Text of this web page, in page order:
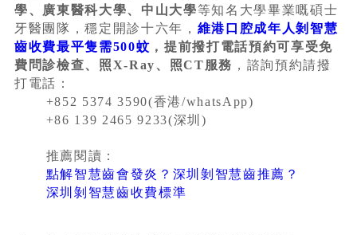
學、廣東醫科大學、中山大學等知名大學畢業嘅碩士
牙醫團隊，穩定開診十六年， 維港口腔成年人剝智慧
齒收費最平隻需500蚊 ，提前撥打電話預約可享受免
費問診檢查、照X-Ray、照CT服務 ，諮詢預約請撥
打電話：
+852 5374 3590(香港/whatsApp)
+86 139 2465 9233(深圳)
推薦閱讀：
點解智慧齒會發炎？深圳剝智慧齒推薦？
深圳剝智慧齒收費標準